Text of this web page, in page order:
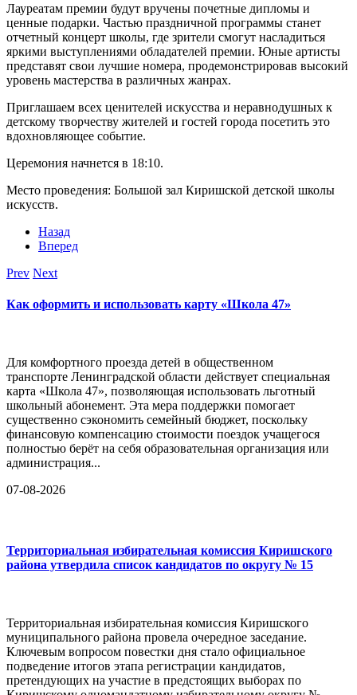
Лауреатам премии будут вручены почетные дипломы и
ценные подарки. Частью праздничной программы станет
отчетный концерт школы, где зрители смогут насладиться
яркими выступлениями обладателей премии. Юные артисты
представят свои лучшие номера, продемонстрировав высокий
уровень мастерства в различных жанрах.
Приглашаем всех ценителей искусства и неравнодушных к
детскому творчеству жителей и гостей города посетить это
вдохновляющее событие.
Церемония начнется в 18:10.
Место проведения: Большой зал Киришской детской школы
искусств.
Назад
Вперед
Prev Next
Как оформить и использовать карту «Школа 47»
Для комфортного проезда детей в общественном
транспорте Ленинградской области действует специальная
карта «Школа 47», позволяющая использовать льготный
школьный абонемент. Эта мера поддержки помогает
существенно сэкономить семейный бюджет, поскольку
финансовую компенсацию стоимости поездок учащегося
полностью берёт на себя образовательная организация или
администрация...
07-08-2026
Территориальная избирательная комиссия Киришского
района утвердила список кандидатов по округу № 15
Территориальная избирательная комиссия Киришского
муниципального района провела очередное заседание.
Ключевым вопросом повестки дня стало официальное
подведение итогов этапа регистрации кандидатов,
претендующих на участие в предстоящих выборах по